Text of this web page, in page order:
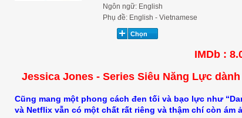
Ngôn ngữ: English
Phụ đề: English - Vietnamese
IMDb :
Jessica Jones - Series Siêu Năng Lực
Cũng mang một phong cách đen tối và bạo lực như
và Netflix vẫn có một chất rất riêng và thậm chí còn ám